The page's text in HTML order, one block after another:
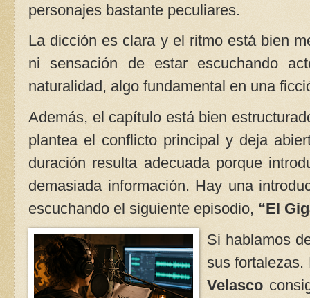
personajes bastante peculiares.
La dicción es clara y el ritmo está bien
ni sensación de estar escuchando
naturalidad, algo fundamental en una
Además, el capítulo está bien
plantea el conflicto principal y deja
duración resulta adecuada porque
demasiada información. Hay una
escuchando el siguiente episodio, “El
Si hablamos
sus
Velasco